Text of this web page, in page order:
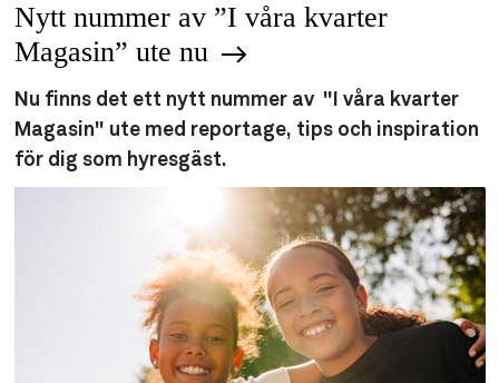
Nytt nummer av ”I våra kvarter
Magasin” ute nu
Nu finns det ett nytt nummer av "I våra kvarter
Magasin" ute med reportage, tips och inspiration
för dig som hyresgäst.